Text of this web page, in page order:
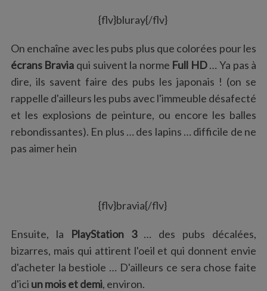
{flv}bluray{/flv}
On enchaîne avec les pubs plus que colorées pour les
écrans Bravia qui suivent la norme Full HD… Ya pas à
dire, ils savent faire des pubs les japonais ! (on se
rappelle d'ailleurs les pubs avec l'immeuble désafecté
et les explosions de peinture, ou encore les balles
rebondissantes). En plus … des lapins … difficile de ne
pas aimer hein
{flv}bravia{/flv}
Ensuite, la PlayStation 3… des pubs décalées,
bizarres, mais qui attirent l'oeil et qui donnent envie
d'acheter la bestiole … D'ailleurs ce sera chose faite
d'ici un mois et demi, environ.